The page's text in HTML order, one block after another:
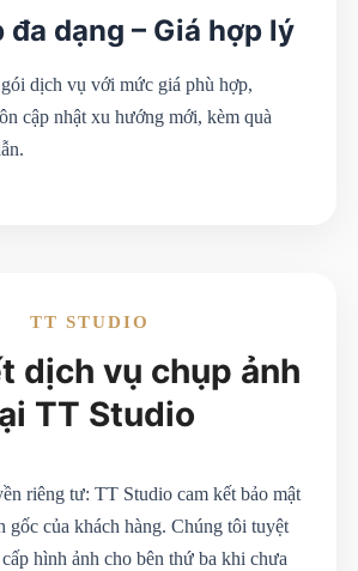
đa dạng – Giá hợp lý
dịch vụ với mức giá phù hợp,
cập nhật xu hướng mới, kèm quà
TT STUDIO
dịch vụ chụp ảnh
TT Studio
riêng tư: TT Studio cam kết bảo mật
gốc của khách hàng. Chúng tôi tuyệt
hình ảnh cho bên thứ ba khi chưa